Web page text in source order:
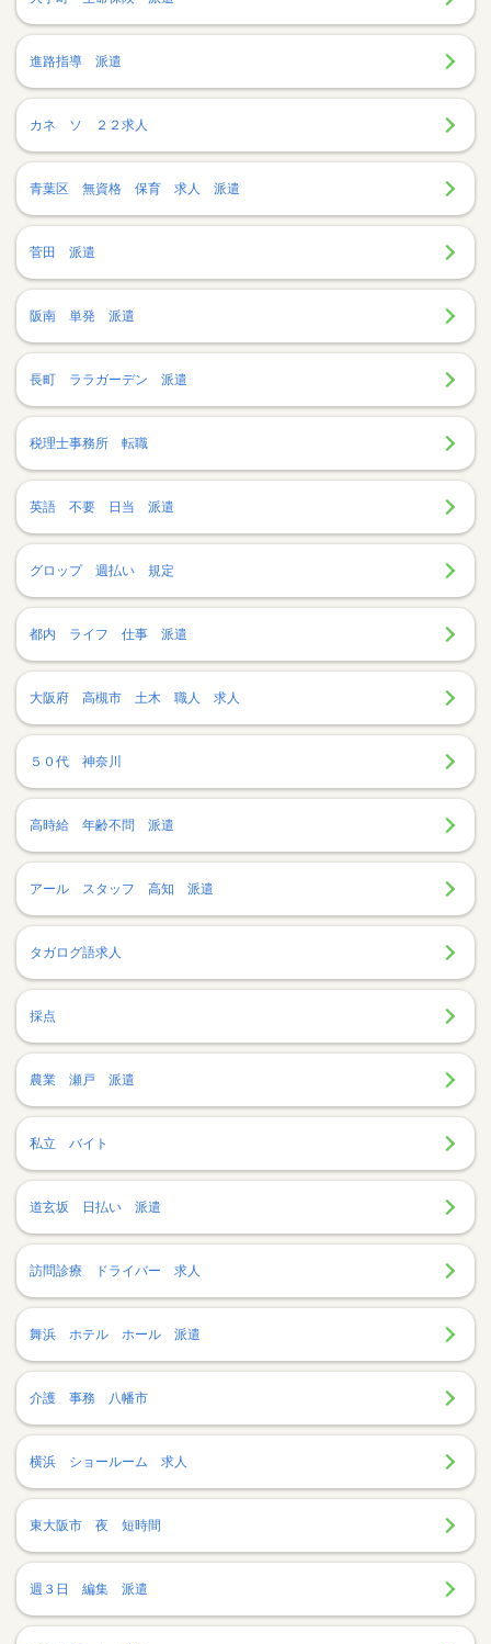
進路指導 派遣
カネ ソ ２２求人
青葉区 無資格 保育 求人 派遣
菅田 派遣
阪南 単発 派遣
長町 ララガーデン 派遣
税理士事務所 転職
英語 不要 日当 派遣
グロップ 週払い 規定
都内 ライフ 仕事 派遣
大阪府 高槻市 土木 職人 求人
５０代 神奈川
高時給 年齢不問 派遣
アール スタッフ 高知 派遣
タガログ語求人
採点
農業 瀬戸 派遣
私立 バイト
道玄坂 日払い 派遣
訪問診療 ドライバー 求人
舞浜 ホテル ホール 派遣
介護 事務 八幡市
横浜 ショールーム 求人
東大阪市 夜 短時間
週３日 編集 派遣